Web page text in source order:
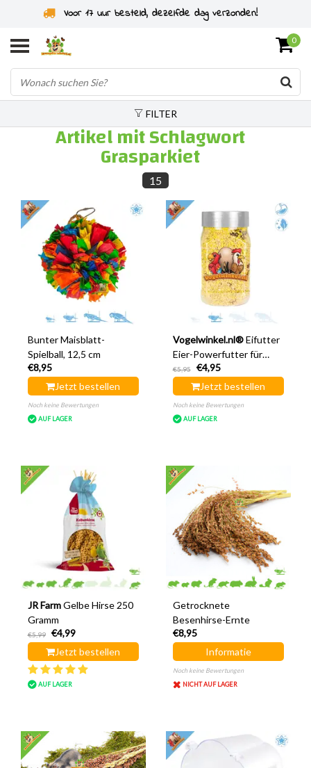
Voor 17 uur besteld, dezelfde dag verzonden!
0
FILTER
Artikel mit Schlagwort
Grasparkiet
15
Bunter Maisblatt-
Spielball, 12,5 cm
€8,95
Jetzt bestellen
Noch keine Bewertungen
AUF LAGER
Vogelwinkel.nl® Eifutter
Eier-Powerfutter für
große Wellensittiche,
240 Gramm
€5,95
€4,95
Jetzt bestellen
Noch keine Bewertungen
AUF LAGER
JR Farm Gelbe Hirse 250
Gramm
€5,99
€4,99
Jetzt bestellen
AUF LAGER
Getrocknete
Besenhirse-Ernte
€8,95
Informatie
Noch keine Bewertungen
NICHT AUF LAGER